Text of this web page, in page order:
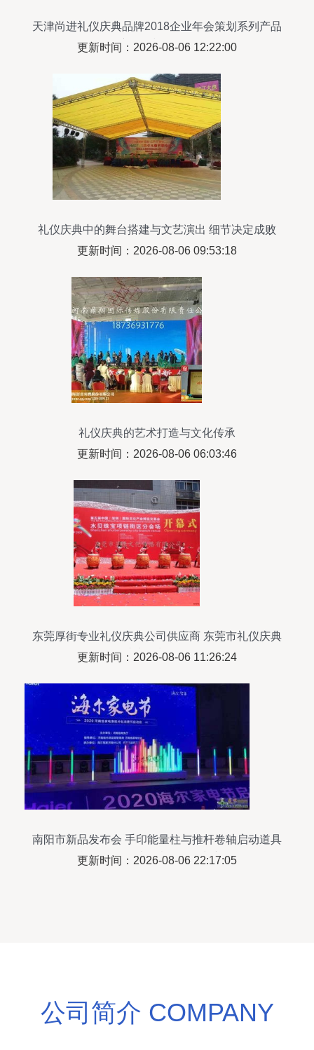
天津尚进礼仪庆典品牌2018企业年会策划系列产品
深度解析与服务展示
更新时间：2026-08-06 12:22:00
礼仪庆典中的舞台搭建与文艺演出 细节决定成败
更新时间：2026-08-06 09:53:18
礼仪庆典的艺术打造与文化传承
更新时间：2026-08-06 06:03:46
东莞厚街专业礼仪庆典公司供应商 东莞市礼仪庆典
演出策划公司
更新时间：2026-08-06 11:26:24
南阳市新品发布会 手印能量柱与推杆卷轴启动道具
租赁服务，打造创意会展策划新体验
更新时间：2026-08-06 22:17:05
公司简介 COMPANY